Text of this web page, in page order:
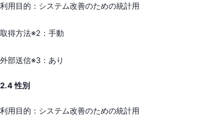
利用目的： システム改善のための統計用
取得方法※2： 手動
外部送信※3： あり
2.4 性別
利用目的： システム改善のための統計用